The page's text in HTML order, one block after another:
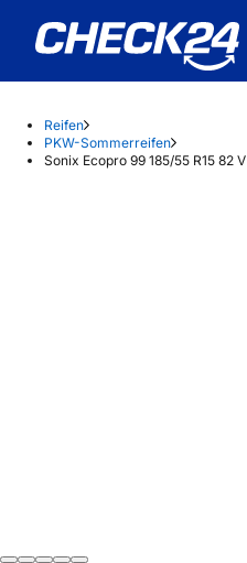
Reifen
PKW-Sommerreifen
Sonix Ecopro 99 185/55 R15 82 V